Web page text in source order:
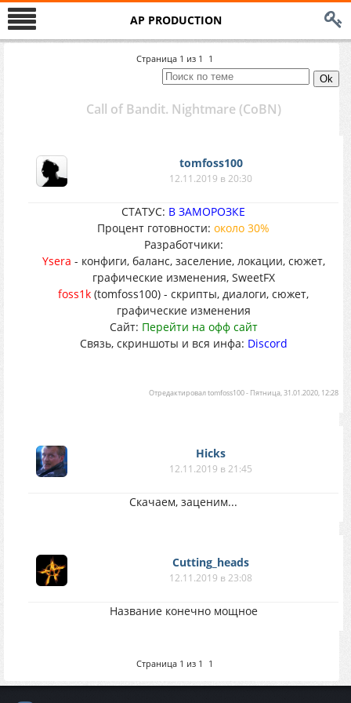
AP PRODUCTION
Страница 1 из 1 1
Call of Bandit. Nightmare (CoBN)
tomfoss100
12.11.2019 в 20:30
СТАТУС: В ЗАМОРОЗКЕ
Процент готовности: около 30%
Разработчики:
Ysera - конфиги, баланс, заселение, локации, сюжет,
графические изменения, SweetFX
foss1k (tomfoss100) - скрипты, диалоги, сюжет,
графические изменения
Сайт: Перейти на офф сайт
Связь, скриншоты и вся инфа: Discord
Отредактировалtomfoss100- Пятница, 31.01.2020, 12:28
Hicks
12.11.2019 в 21:45
Скачаем, заценим...
Cutting_heads
12.11.2019 в 23:08
Название конечно мощное
Страница 1 из 1 1